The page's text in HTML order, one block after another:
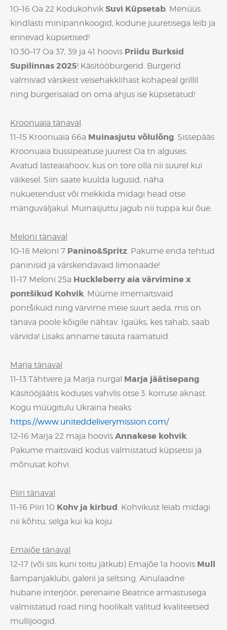
10–16 Oa 22 Kodukohvik Suvi Küpsetab. Menüüs
kindlasti minipannkoogid, kodune juuretisega leib ja
erinevad küpsetised!
10.30–17 Oa 37, 39 ja 41 hoovis Priidu Burksid
Supilinnas 2025! Käsitööburgerid. Burgerid
valmivad värskest veisehakklihast kohapeal grillil
ning burgerisaiad on oma ahjus ise küpsetatud!
Kroonuaia tänaval
11–15 Kroonuaia 66a Muinasjutu võlulõng. Sissepääs
Kroonuaia bussipeatuse juurest Oa tn alguses.
Avatud lasteaiahoov, kus on tore olla nii suurel kui
väikesel. Siin saate kuulda lugusid, näha
nukuetendust või mekkida midagi head otse
mänguväljakul. Muinasjuttu jagub nii tuppa kui õue.
Meloni tänaval
10–18 Meloni 7 Panino&Spritz. Pakume enda tehtud
paninisid ja värskendavaid limonaade!
11–17 Meloni 25a Huckleberry aia värvimine x
pontšikud Kohvik. Müüme imemaitsvaid
pontšikuid ning värvime meie suurt aeda, mis on
tänava poole kõigile nähtav. Igaüks, kes tahab, saab
värvida! Lisaks anname tasuta raamatuid.
Marja tänaval
11–13 Tähtvere ja Marja nurgal Marja jäätisepang.
Käsitööjäätis koduses vahvlis otse 3. korruse aknast.
Kogu müügitulu Ukraina heaks
https://www.uniteddeliverymission.com/
12–16 Marja 22 maja hoovis Annakese kohvik.
Pakume maitsvaid kodus valmistatud küpsetisi ja
mõnusat kohvi.
Piiri tänaval
11–16 Piiri 10 Kohv ja kirbud. Kohvikust leiab midagi
nii kõhtu, selga kui ka koju.
Emajõe tänaval
12–17 (või siis kuni toitu jätkub) Emajõe 1a hoovis Mull
šampanjaklubi, galerii ja seltsing. Ainulaadne
hubane interjöör, perenaine Beatrice armastusega
valmistatud road ning hoolikalt valitud kvaliteetsed
mullijoogid.